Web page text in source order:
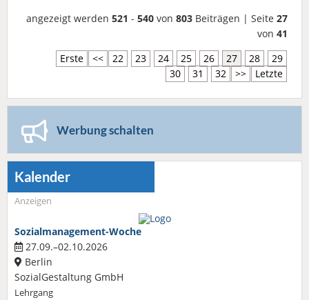
angezeigt werden 521 - 540 von 803 Beiträgen | Seite 27
von 41
Erste
<< 22 23 24 25 26 27 28
29
30
31 32 >> Letzte
Werbung schalten
Kalender
Anzeigen
Sozialmanagement-Woche
27.09.–02.10.2026
Berlin
SozialGestaltung GmbH
Lehrgang